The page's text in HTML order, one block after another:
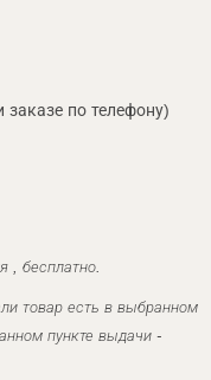
по телефону)
, бесплатно.
товар есть в выбранном
пункте выдачи -